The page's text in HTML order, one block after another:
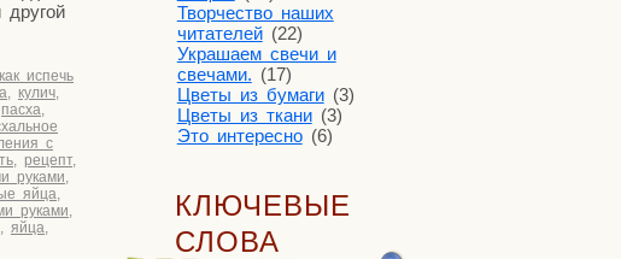
как испечь
, кулич,
пасха,
с
, рецепт,
руками,
яйца,
руками,
, яйца,
Творчество наших
читателей(22)
Украшаем свечи и
свечами. (17)
Цветы из бумаги(3)
Цветы из ткани(3)
Это интересно(6)
КЛЮЧЕВЫЕ
СЛОВА